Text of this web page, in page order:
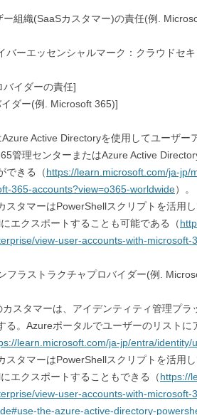
ー組織(SaaSカスタマー)の責任(例.
バーエッセンシャルマーク：クラウドセ
バイダーの責任]
ダー(例. Microsoft 365)]
Active Directoryを使用してユーザー
管理センターまたはAzure Active
できる（https://learn.microsoft.com/ja-jp/
365-accounts?view=o365-worldwide）。
スタマーはPowerShellスクリプトを活用
エクスポートすることも可能である（
view-user-accounts-with-
フラストラクチャプロバイダー(例.
カスタマーは、アイデンティティ管理プ
る。Azureポータルでユーザーのリスト
learn.microsoft.com/ja-jp/entra/identity/
スタマーはPowerShellスクリプトを活用
エクスポートすることもできる（https://
view-user-accounts-with-microsoft-
the-azure-active-directory-